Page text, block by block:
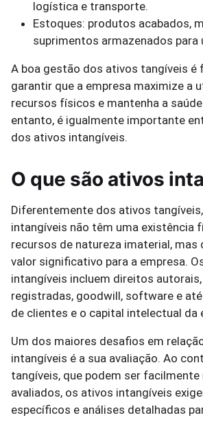
logística e transporte.
Estoques: produtos acabados,
suprimentos armazenados para
A boa gestão dos ativos tangíveis é
garantir que a empresa maximize a
recursos físicos e mantenha a
entanto, é igualmente importante
dos ativos intangíveis.
O que são ativos
Diferentemente dos ativos
intangíveis não têm uma existência
recursos de natureza imaterial, mas
valor significativo para a empresa.
intangíveis incluem direitos
registradas, goodwill, software e
de clientes e o capital intelectual da
Um dos maiores desafios em
intangíveis é a sua avaliação. Ao
tangíveis, que podem ser
avaliados, os ativos intangíveis
específicos e análises detalhadas